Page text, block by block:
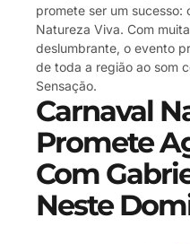
promete ser um sucesso:
Natureza Viva. Com
deslumbrante, o evento
de toda a região ao som
Sensação.
Carnaval
Promete
Com
Neste